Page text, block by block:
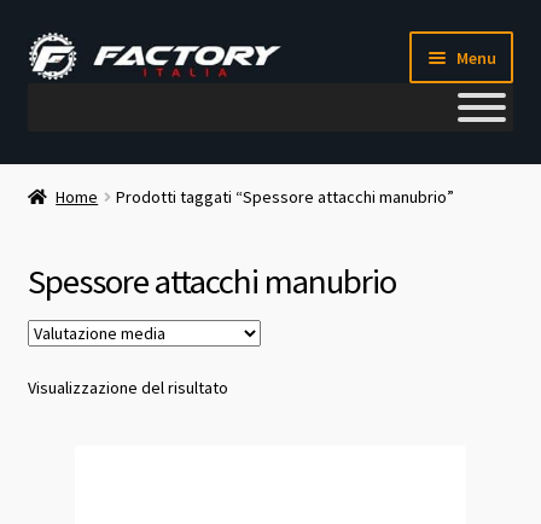
Vai
alla
Vai
al
Menu
Il mio account
Chi siamo
Home Prodotti taggati “Spessore attacchi manubrio”
Spessore attacchi manubrio
Visualizzazione del risultato